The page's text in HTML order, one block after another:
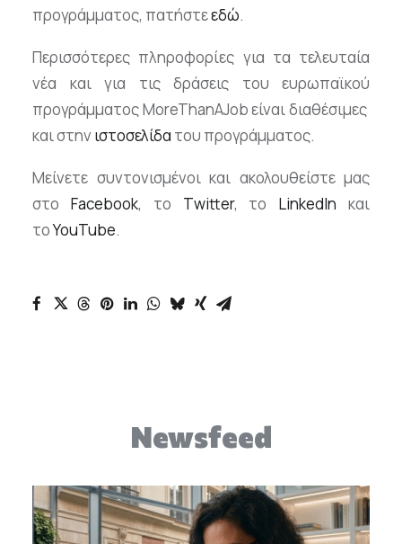
προγράμματος, πατήστεεδώ.
Περισσότερες πληροφορίες για τα τελευταία
νέα και για τις δράσεις του ευρωπαϊκού
προγράμματος MoreThanAJob είναι διαθέσιμες
και στην ιστοσελίδα του προγράμματος.
Μείνετε συντονισμένοι και ακολουθείστε μας
στο Facebook, το Τwitter, το LinkedIn και
τοYouTube.
Newsfeed